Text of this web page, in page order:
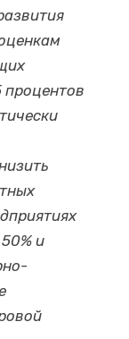
процентов
и